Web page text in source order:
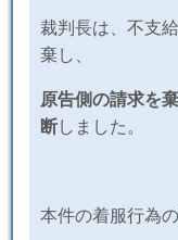
裁判長は、不支
棄し、
原告側の請求を
断しました。
本件の着服行為の